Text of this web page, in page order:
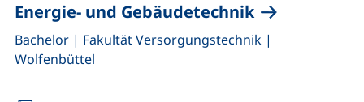
Energie- und Gebäudetechnik
Bachelor, | Fakultät Versorgungstechnik |
Wolfenbüttel